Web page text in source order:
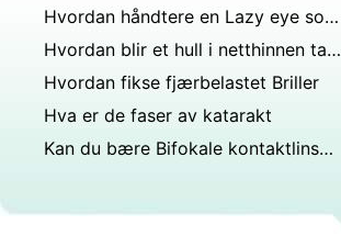
Hvordan håndtere en Lazy eye som en Teen
Hvordan blir et hull i netthinnen tatt hånd om?
Hvordan fikse fjærbelastet Briller
Hva er de faser av katarakt
Kan du bære Bifokale kontaktlinser Med en Astigmatism ?